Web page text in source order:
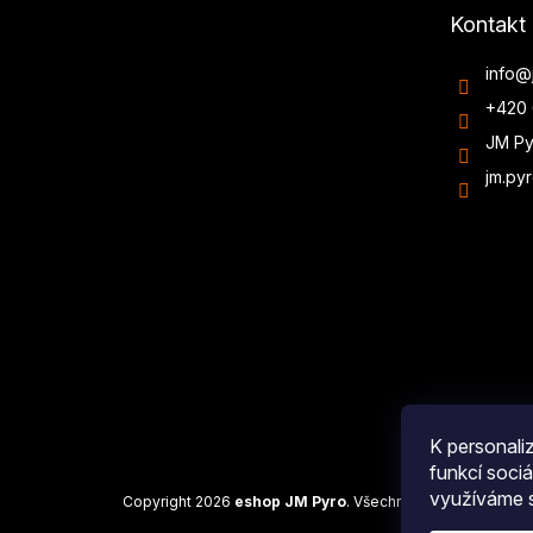
K
funkcí
využíváme
Kontakt
info@
+420
JM
Copyright 2026 eshop JM Pyro. Všechna práva